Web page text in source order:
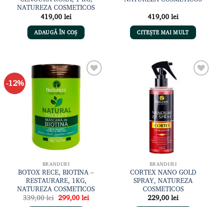
NATUREZA COSMETICOS
419,00lei
ADAUGĂ ÎN COȘ
419,00lei
CITEȘTE MAI MULT
-12%
BRANDURI
BOTOX RECE, BIOTINA –
RESTAURARE, 1KG,
NATUREZA COSMETICOS
339,00lei Prețul
inițial
299,00leiPrețul
curent
BRANDURI
CORTEX NANO GOLD
SPRAY, NATUREZA
COSMETICOS
229,00lei